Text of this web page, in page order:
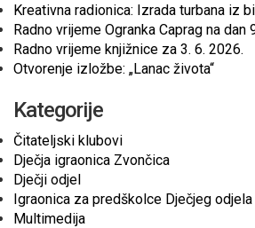
Kreativna radionica: Izrada turbana iz
Radno vrijeme Ogranka Caprag na dan
Radno vrijeme knjižnice za 3. 6. 2026.
Otvorenje izložbe: „Lanac života“
Kategorije
Čitateljski klubovi
Dječja igraonica Zvončica
Dječji odjel
Igraonica za predškolce Dječjeg odjela
Multimedija